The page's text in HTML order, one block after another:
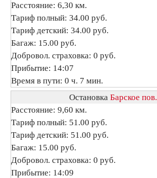
Расстояние: 6,30 км.
Тариф полный: 34.00 руб.
Тариф детский: 34.00 руб.
Багаж: 15.00 руб.
Добровол. страховка: 0 руб.
Прибытие: 14:07
Время в пути: 0 ч. 7 мин.
Остановка Барское пов.
Расстояние: 9,60 км.
Тариф полный: 51.00 руб.
Тариф детский: 51.00 руб.
Багаж: 15.00 руб.
Добровол. страховка: 0 руб.
Прибытие: 14:09